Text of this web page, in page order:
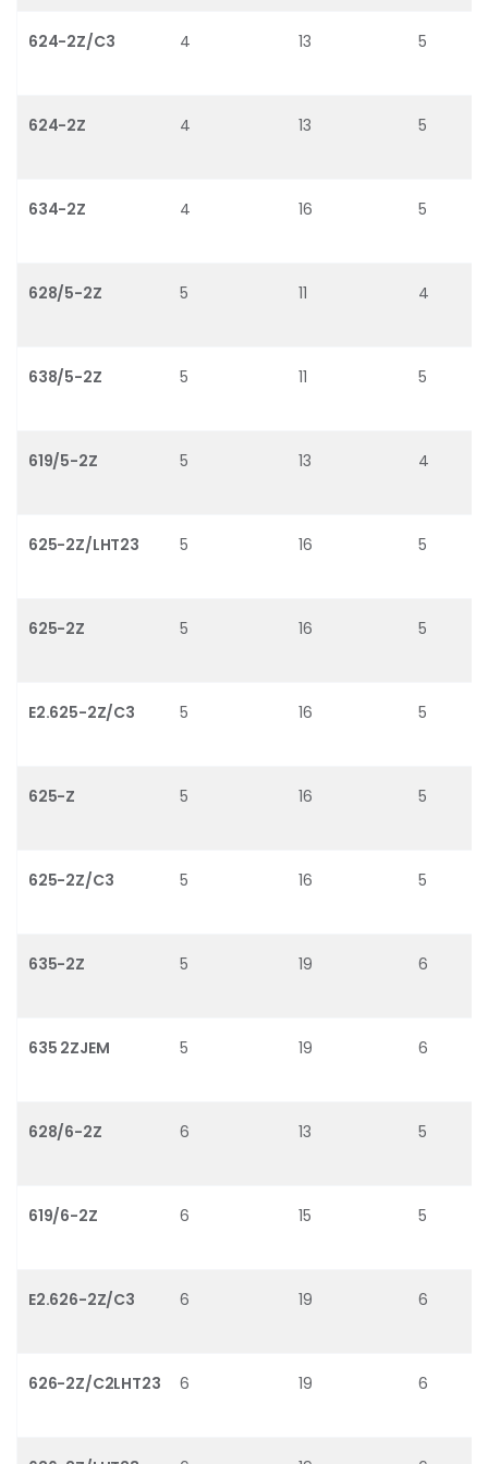
624-2Z/C3 4 13 5
624-2Z 4 13 5
634-2Z 4 16 5
628/5-2Z 5 11 4
638/5-2Z 5 11 5
619/5-2Z 5 13 4
625-2Z/LHT23 5 16 5
625-2Z 5 16 5
E2.625-2Z/C3 5 16 5
625-Z 5 16 5
625-2Z/C3 5 16 5
635-2Z 5 19 6
635 2ZJEM 5 19 6
628/6-2Z 6 13 5
619/6-2Z 6 15 5
E2.626-2Z/C3 6 19 6
626-2Z/C2LHT23 6 19 6